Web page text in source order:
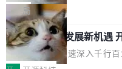
Agency年度合辑的观察指出,“
者最近的载体,在整个品牌营
高了。全域营销服务商的竞争
度,案例厚度、全域覆盖、多
破的事实。 Jordan 随后补充
「我不认为这些会议上大部分
或造假。问题是，作为读者，
看起来最令人兴奋的论文，那
度宣传的。」 这才是真正的
这句话不是来自某个技术博
Pham 的一条推文。Hieu
的早期工程师之一，在 Grok
工作过。近日他在 X 上发了
认为现代 AI 领域最重要的三
局
共商智能硬件发展新机遇
硬件开发者日杭州站即将举
随着万物智联加速深入千行